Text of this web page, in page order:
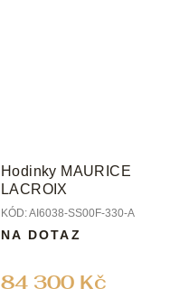
Hodinky MAURICE
LACROIX
KÓD:AI6038-SS00F-330-A
84 300 Kč
NA DOTAZ